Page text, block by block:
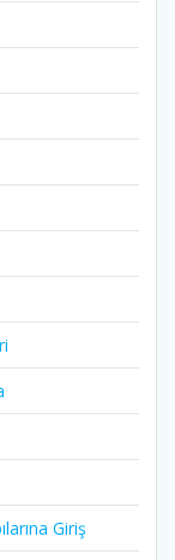
Giriş